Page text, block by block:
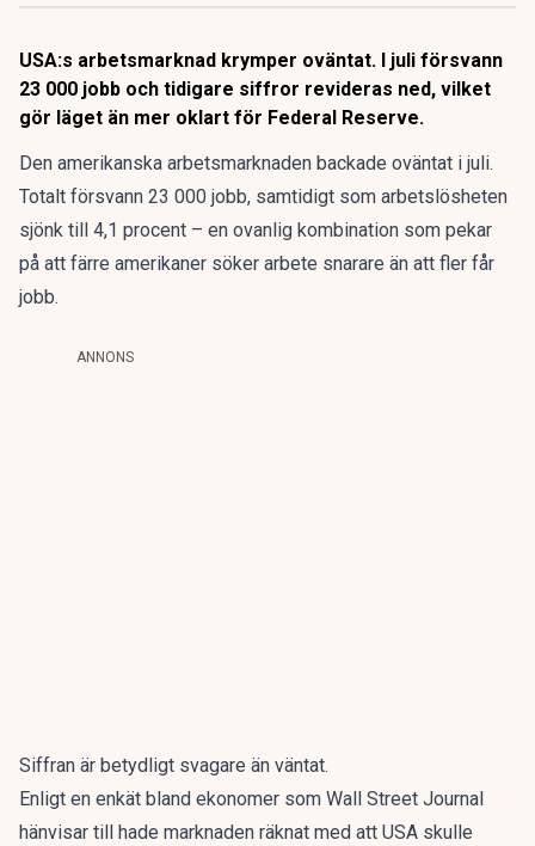
USA:s arbetsmarknad krymper oväntat. I juli försvann
23 000 jobb och tidigare siffror revideras ned, vilket
gör läget än mer oklart för Federal Reserve.
Den amerikanska arbetsmarknaden backade oväntat i juli.
Totalt försvann 23 000 jobb, samtidigt som arbetslösheten
sjönk till 4,1 procent – en ovanlig kombination som pekar
på att färre amerikaner söker arbete snarare än att fler får
jobb.
ANNONS
Siffran är betydligt svagare än väntat.
Enligt en enkät bland ekonomer som Wall Street Journal
hänvisar till hade marknaden räknat med att USA skulle